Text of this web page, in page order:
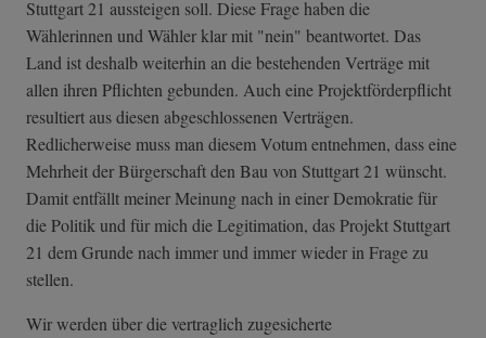
Stuttgart 21 aussteigen soll. Diese Frage haben die
Wählerinnen und Wähler klar mit "nein" beantwortet. Das
Land ist deshalb weiterhin an die bestehenden Verträge mit
allen ihren Pflichten gebunden. Auch eine Projektförderpflicht
resultiert aus diesen abgeschlossenen Verträgen.
Redlicherweise muss man diesem Votum entnehmen, dass eine
Mehrheit der Bürgerschaft den Bau von Stuttgart 21 wünscht.
Damit entfällt meiner Meinung nach in einer Demokratie für
die Politik und für mich die Legitimation, das Projekt Stuttgart
21 dem Grunde nach immer und immer wieder in Frage zu
stellen.
Wir werden über die vertraglich zugesicherte